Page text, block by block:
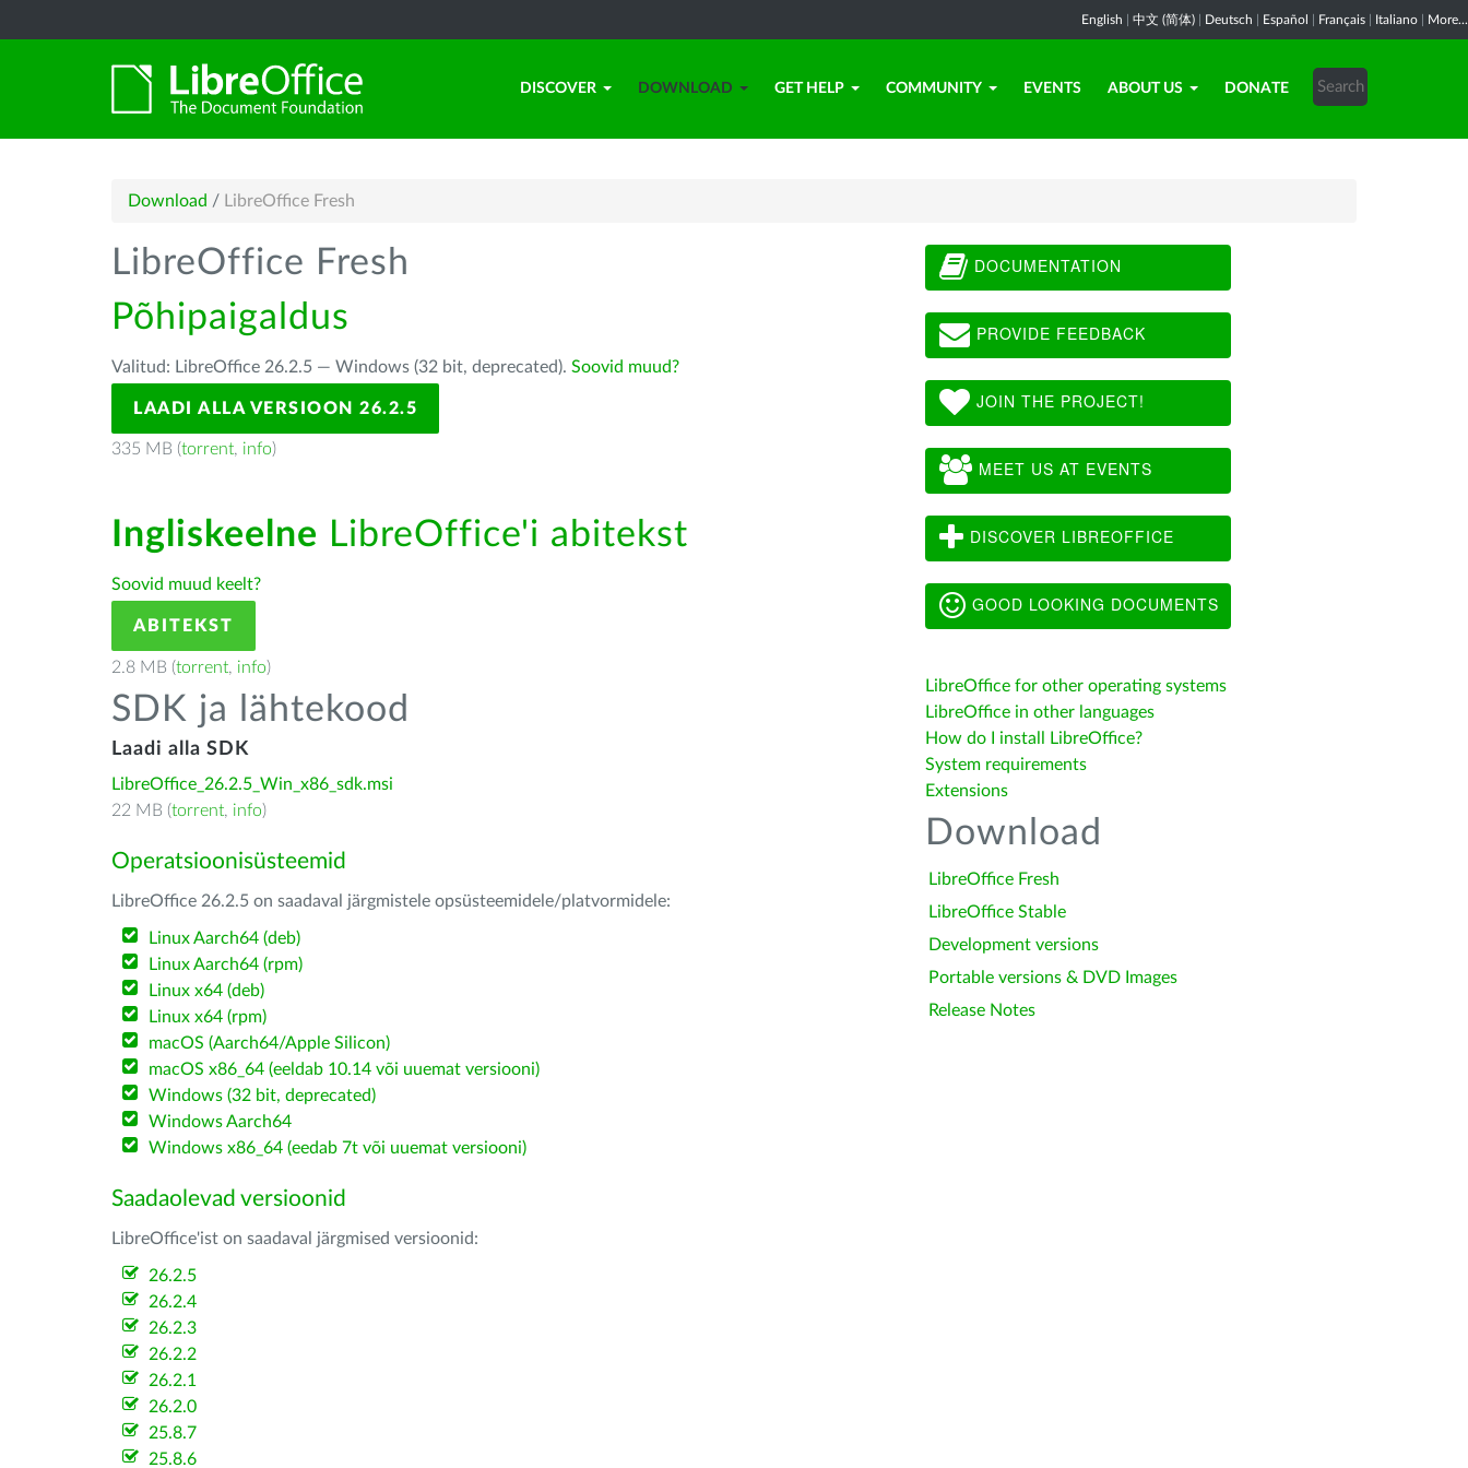
English 中文 (简体) Deutsch Español Français Italiano More...
DISCOVER DOWNLOAD GET HELP COMMUNITY EVENTS ABOUT US DONATE
Download / LibreOffice Fresh
LibreOffice Fresh
Põhipaigaldus
Valitud: LibreOffice 26.2.5 — Windows (32 bit, deprecated). Soovid muud?
LAADI ALLA VERSIOON 26.2.5
335 MB (torrent, info)
Ingliskeelne LibreOffice'i abitekst
Soovid muud keelt?
ABITEKST
2.8 MB (torrent, info)
SDK ja lähtekood
Laadi alla SDK
LibreOffice_26.2.5_Win_x86_sdk.msi
22 MB (torrent, info)
Operatsioonisüsteemid
LibreOffice 26.2.5 on saadaval järgmistele opsüsteemidele/platvormidele:
Linux Aarch64 (deb)
Linux Aarch64 (rpm)
Linux x64 (deb)
Linux x64 (rpm)
macOS (Aarch64/Apple Silicon)
macOS x86_64 (eeldab 10.14 või uuemat versiooni)
Windows (32 bit, deprecated)
Windows Aarch64
Windows x86_64 (eedab 7t või uuemat versiooni)
Saadaolevad versioonid
LibreOffice'ist on saadaval järgmised versioonid:
26.2.5
26.2.4
26.2.3
26.2.2
26.2.1
26.2.0
25.8.7
25.8.6
DOCUMENTATION
PROVIDE FEEDBACK
JOIN THE PROJECT!
MEET US AT EVENTS
DISCOVER LIBREOFFICE
GOOD LOOKING DOCUMENTS
LibreOffice for other operating systems
LibreOffice in other languages
How do I install LibreOffice?
System requirements
Extensions
Download
LibreOffice Fresh
LibreOffice Stable
Development versions
Portable versions & DVD Images
Release Notes